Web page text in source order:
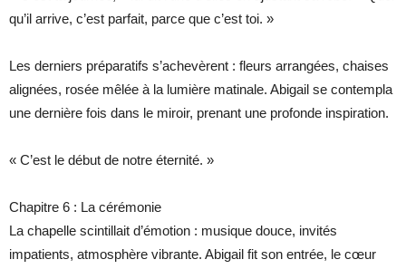
qu’il arrive, c’est parfait, parce que c’est toi. »
Les derniers préparatifs s’achevèrent : fleurs arrangées, chaises
alignées, rosée mêlée à la lumière matinale. Abigail se contempla
une dernière fois dans le miroir, prenant une profonde inspiration.
« C’est le début de notre éternité. »
Chapitre 6 : La cérémonie
La chapelle scintillait d’émotion : musique douce, invités
impatients, atmosphère vibrante. Abigail fit son entrée, le cœur